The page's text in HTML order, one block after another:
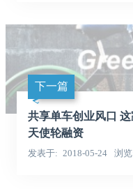
下一篇
共享单车创业风口
天使轮融资
发表于 2018-05-24 浏览